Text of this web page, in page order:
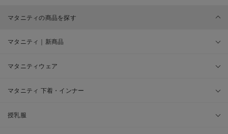
マタニティの商品を探す
マタニティ｜新商品
マタニティウェア
マタニティ 下着・インナー
授乳服